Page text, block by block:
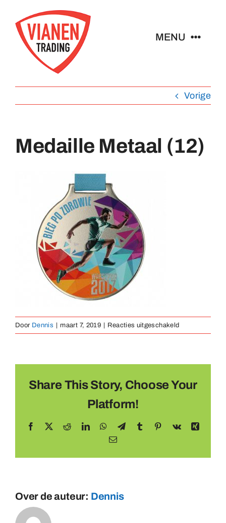
naar
inhoud
MENU
Pins
Schlüsselanhänger
Medaillen
Magnete
Vorige
Medaille Metaal (12)
Door Dennis | maart 7, 2019 | Reacties uitgeschakeldvoor
Medaille
Share This Story, Choose Your
Platform!
Facebook RedditLinkedInWhatsApp
TelegramTumblr Pinterest
Vk
Xing
E-
Over de auteur: Dennis